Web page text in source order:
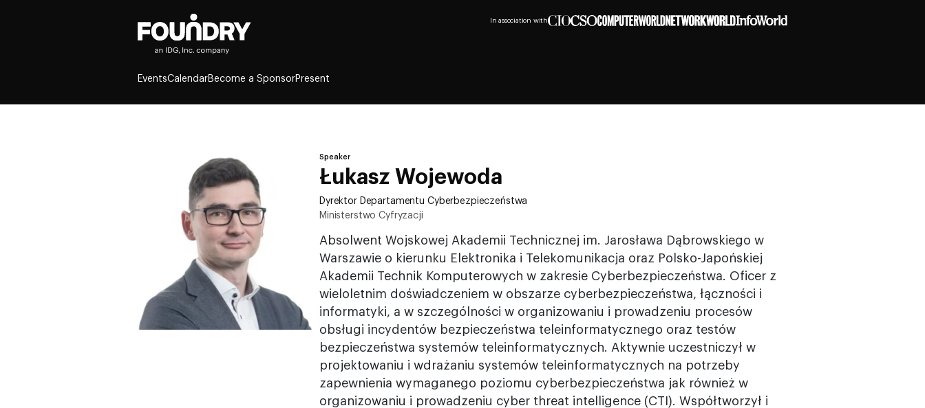
In association with
EventsCalendarBecome a SponsorPresent
Speaker
Łukasz Wojewoda
Dyrektor Departamentu Cyberbezpieczeństwa
Ministerstwo Cyfryzacji
Absolwent Wojskowej Akademii Technicznej im. Jarosława Dąbrowskiego w
Warszawie o kierunku Elektronika i Telekomunikacja oraz Polsko-Japońskiej
Akademii Technik Komputerowych w zakresie Cyberbezpieczeństwa. Oficer z
wieloletnim doświadczeniem w obszarze cyberbezpieczeństwa, łączności i
informatyki, a w szczególności w organizowaniu i prowadzeniu procesów
obsługi incydentów bezpieczeństwa teleinformatycznego oraz testów
bezpieczeństwa systemów teleinformatycznych. Aktywnie uczestniczył w
projektowaniu i wdrażaniu systemów teleinformatycznych na potrzeby
zapewnienia wymaganego poziomu cyberbezpieczeństwa jak również w
organizowaniu i prowadzeniu cyber threat intelligence (CTI). Współtworzył i